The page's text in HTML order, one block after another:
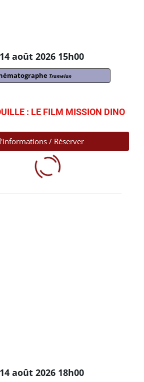
août 2026 15h00
Tramelan
: LE FILM MISSION DINO
/ Réserver
août 2026 18h00